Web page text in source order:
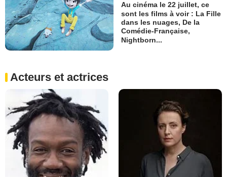
Au cinéma le 22 juillet, ce
sont les films à voir : La Fille
dans les nuages, De la
Comédie-Française,
Nightborn...
Acteurs et actrices